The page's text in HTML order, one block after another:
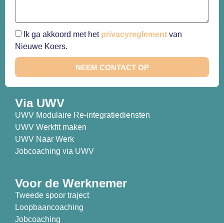
Ik ga akkoord met het privacyreglement van
Nieuwe Koers.
NEEM CONTACT OP
Via UWV
UWV Modulaire Re-integratiediensten
UWV Werkfit maken
UWV Naar Werk
Jobcoaching via UWV
Voor de Werknemer
Tweede spoor traject
Loopbaancoaching
Jobcoaching